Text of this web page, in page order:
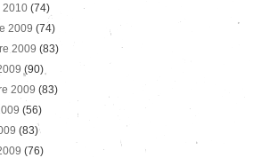
2010 (74)
2009 (74)
2009 (83)
(90)
2009 (83)
(56)
(83)
(76)